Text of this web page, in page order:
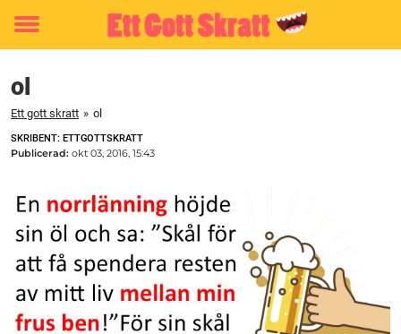
Toggle
ol
Ett gott skratt » ol
SKRIBENT: ETTGOTTSKRATT
Publicerad: okt 03, 2016, 15:43